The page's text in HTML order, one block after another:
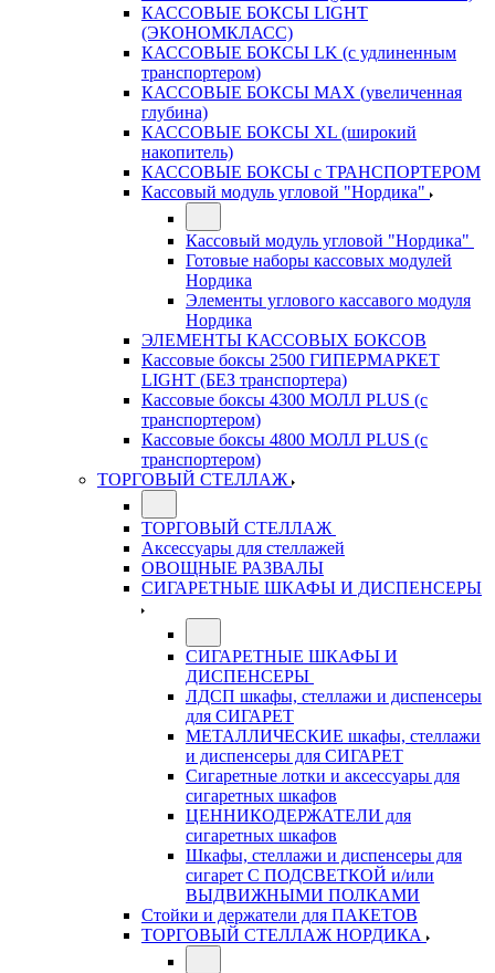
КАССОВЫЕ БОКСЫ LIGHT
(ЭКОНОМКЛАСС)
КАССОВЫЕ БОКСЫ LK (с удлиненным
транспортером)
КАССОВЫЕ БОКСЫ MAX (увеличенная
глубина)
КАССОВЫЕ БОКСЫ XL (широкий
накопитель)
КАССОВЫЕ БОКСЫ с ТРАНСПОРТЕРОМ
Кассовый модуль угловой "Нордика"
Кассовый модуль угловой "Нордика"
Готовые наборы кассовых модулей
Нордика
Элементы углового кассавого модуля
Нордика
ЭЛЕМЕНТЫ КАССОВЫХ БОКСОВ
Кассовые боксы 2500 ГИПЕРМАРКЕТ
LIGHT (БЕЗ транспортера)
Кассовые боксы 4300 МОЛЛ PLUS (с
транспортером)
Кассовые боксы 4800 МОЛЛ PLUS (с
транспортером)
ТОРГОВЫЙ СТЕЛЛАЖ
ТОРГОВЫЙ СТЕЛЛАЖ
Аксессуары для стеллажей
ОВОЩНЫЕ РАЗВАЛЫ
СИГАРЕТНЫЕ ШКАФЫ И ДИСПЕНСЕРЫ
СИГАРЕТНЫЕ ШКАФЫ И
ДИСПЕНСЕРЫ
ЛДСП шкафы, стеллажи и диспенсеры
для СИГАРЕТ
МЕТАЛЛИЧЕСКИЕ шкафы, стеллажи
и диспенсеры для СИГАРЕТ
Сигаретные лотки и аксессуары для
сигаретных шкафов
ЦЕННИКОДЕРЖАТЕЛИ для
сигаретных шкафов
Шкафы, стеллажи и диспенсеры для
сигарет С ПОДСВЕТКОЙ и/или
ВЫДВИЖНЫМИ ПОЛКАМИ
Стойки и держатели для ПАКЕТОВ
ТОРГОВЫЙ СТЕЛЛАЖ НОРДИКА